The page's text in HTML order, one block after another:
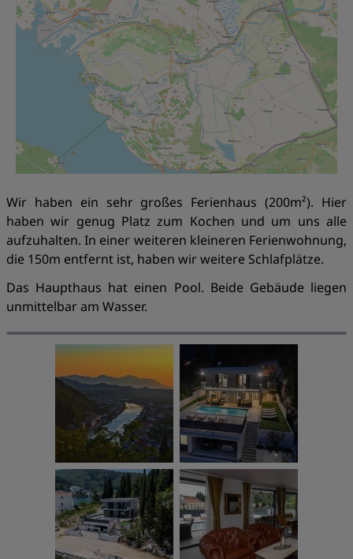
Wir haben ein sehr großes Ferienhaus (200m²). Hier
haben wir genug Platz zum Kochen und um uns alle
aufzuhalten. In einer weiteren kleineren Ferienwohnung,
die 150m entfernt ist, haben wir weitere Schlafplätze.
Das Haupthaus hat einen Pool. Beide Gebäude liegen
unmittelbar am Wasser.